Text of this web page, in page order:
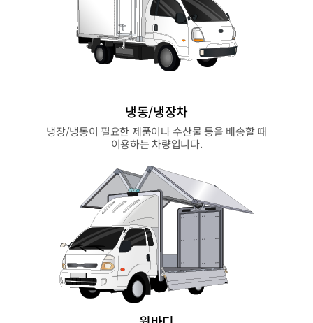
냉동/냉장차
냉장/냉동이 필요한 제품이나 수산물 등을 배송할 때
이용하는 차량입니다.